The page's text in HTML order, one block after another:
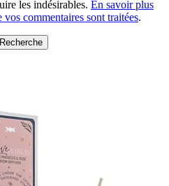
les indésirables. En savoir plus
commentaires sont traitées.
Recherche